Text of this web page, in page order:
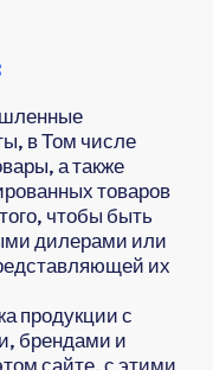
в Том числе
а также
товаров
чтобы быть
дилерами или
их
продукции с
брендами и
сайте, с этими